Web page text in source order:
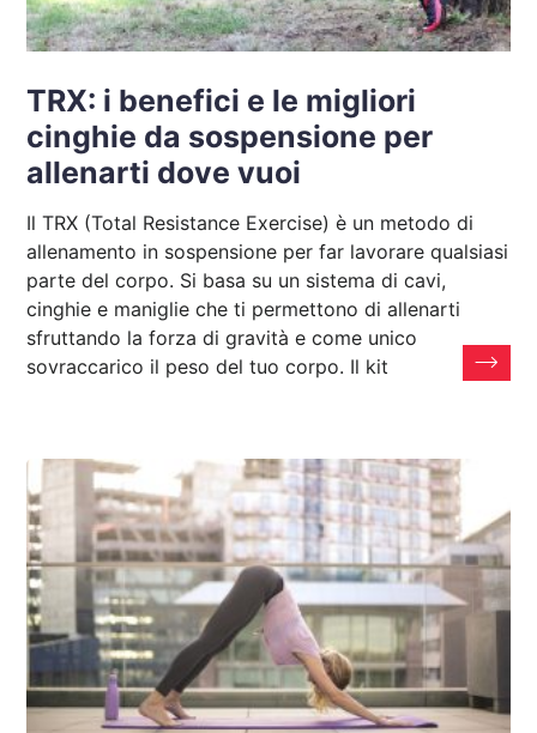
TRX: i benefici e le migliori
cinghie da sospensione per
allenarti dove vuoi
Il TRX (Total Resistance Exercise) è un metodo di
allenamento in sospensione per far lavorare qualsiasi
parte del corpo. Si basa su un sistema di cavi,
cinghie e maniglie che ti permettono di allenarti
sfruttando la forza di gravità e come unico
sovraccarico il peso del tuo corpo. Il kit